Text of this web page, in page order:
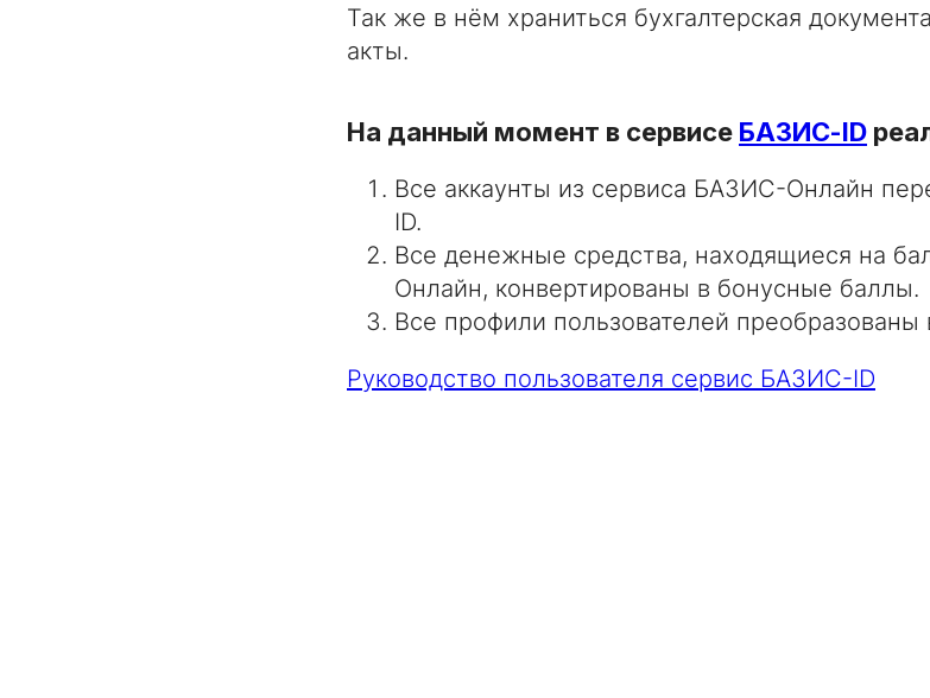
Так же в нём храниться бухгалтерская
акты.
На данный момент в сервисе БАЗИС-ID
Все аккаунты из сервиса БАЗИС-Онлайн
ID.
Все денежные средства, находящиеся на
Онлайн, конвертированы в бонусные баллы.
Все профили пользователей
Руководство пользователя сервис БАЗИС-ID